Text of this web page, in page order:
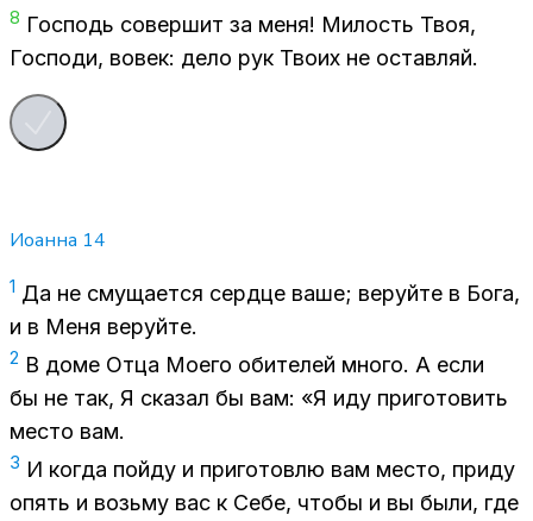
8 Гос­подь со­вер­шит за меня! Ми­лость Твоя,
Гос­по­ди, во­век: дело рук Тво­их не остав­ляй.
Иоанна 14
1 Да не сму­ща­ет­ся серд­це ваше; ве­руй­те в Бога,
и в Меня ве­руй­те.
2 В доме Отца Мо­е­го оби­те­лей мно­го. А если
бы не так, Я ска­зал бы вам: «Я иду при­го­то­вить
ме­сто вам.
3 И ко­гда пой­ду и при­го­тов­лю вам ме­сто, при­ду
опять и возь­му вас к Себе, что­бы и вы были, где